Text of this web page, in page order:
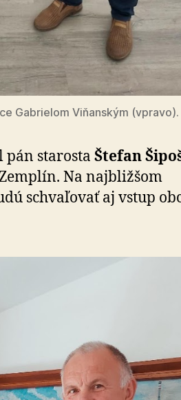
Gabrielom Viňanským (vpravo).
starosta Štefan
Na najbližšom
schvaľovať aj vstup